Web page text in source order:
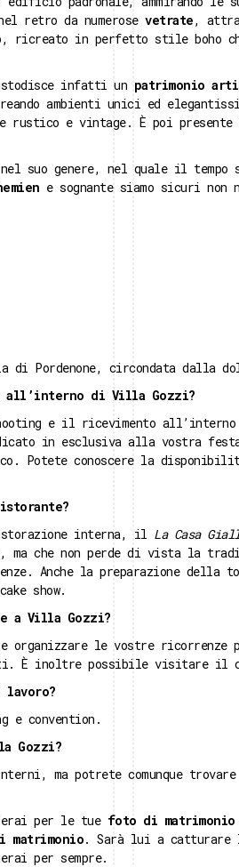
retro da numerose vetrate,
ricreato in perfetto stile boho
infatti un patrimonio
ambienti unici ed
rustico e vintage. È poi presente
suo genere, nel quale il tempo
e sognante siamo sicuri
Pordenone, circondata dalla
all’interno di Villa Gozzi?
e il ricevimento
in esclusiva alla vostra
Potete conoscere la
interna, il La Casa
che non perde di vista la
Anche la preparazione
show.
a Villa Gozzi?
organizzare le vostre
È inoltre possibile visitare il
e convention.
Gozzi?
ma potrete comunque
per le tue foto di matrimonio
matrimonio. Sarà lui a catturare
per sempre.